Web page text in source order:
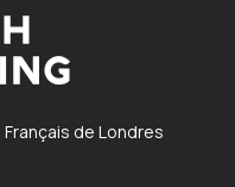
de Londres